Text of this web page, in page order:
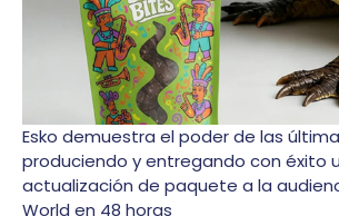
Esko demuestra el poder de las
produciendo y entregando con éxito
actualización de paquete a la
World en 48 horas